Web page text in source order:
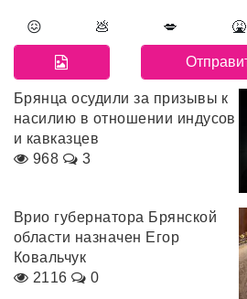
😖 💩 💋 🤮
Брянца осудили за призывы к
насилию в отношении индусов
и кавказцев
968
3
Врио губернатора Брянской
области назначен Егор
Ковальчук
2116
0